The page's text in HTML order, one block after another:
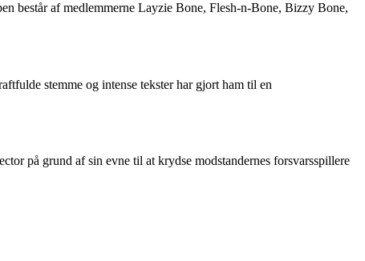
består af medlemmerne Layzie Bone, Flesh-n-Bone, Bizzy Bone,
stemme og intense tekster har gjort ham til en
på grund af sin evne til at krydse modstandernes forsvarsspillere